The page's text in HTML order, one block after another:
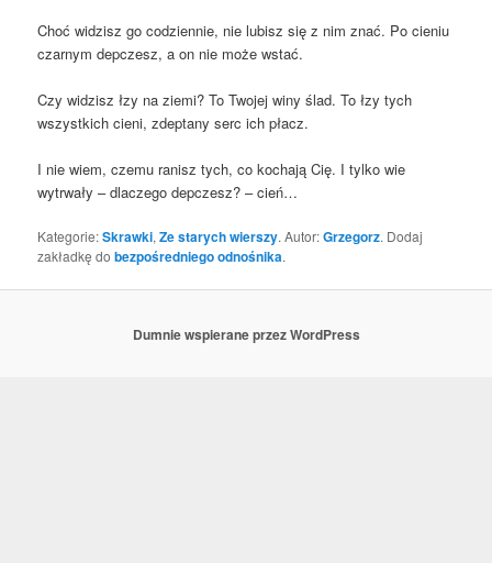
Choć widzisz go codzien­nie, nie lubisz się z nim znać. Po cie­niu
czar­nym dep­czesz, a on nie może wstać.
Czy widzisz łzy na zie­mi? To Two­jej winy ślad. To łzy tych
wszyst­kich cie­ni, zdep­ta­ny serc ich płacz.
I nie wiem, cze­mu ranisz tych, co kocha­ją Cię. I tyl­ko wie
wytrwa­ły – dla­cze­go dep­czesz? – cień…
Kategorie:Skrawki,Ze starych wierszy. Autor:Grzegorz. Dodaj
zakładkę dobezpośredniego odnośnika.
Dumnie wspierane przez WordPress